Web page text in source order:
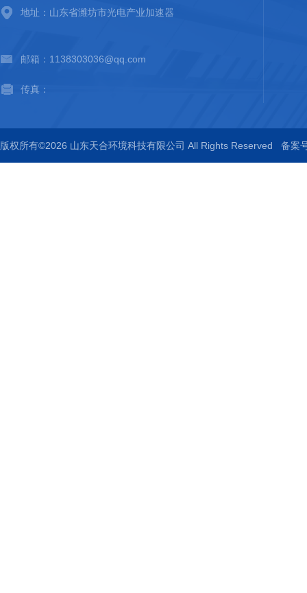
地址：山东省潍坊市光电产业加速器
邮箱：1138303036@qq.com
传真：
版权所有©2026 山东天合环境科技有限公司 All Rights Reserved 备案